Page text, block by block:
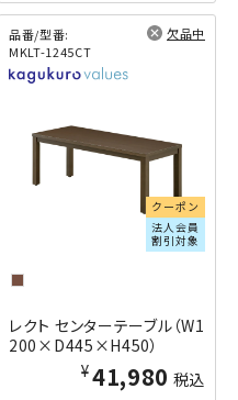
品番/型番:
MKLT-1245CT
欠品中
クーポン
法人会員
割引対象
レクト センターテーブル（W1
200×D445×H450）
¥41,980 税込